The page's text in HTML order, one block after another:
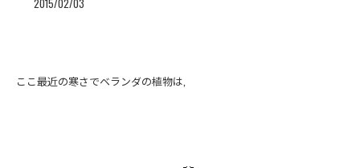
2015/02/03
ここ最近の寒さでベランダの植物は,